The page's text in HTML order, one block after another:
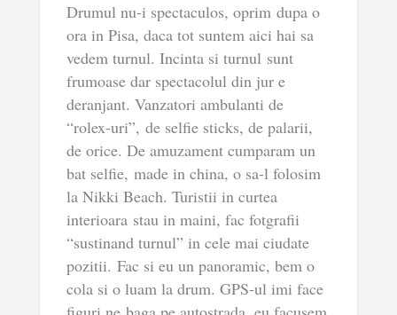
Drumul nu-i spectaculos, oprim dupa o
ora in Pisa, daca tot suntem aici hai sa
vedem turnul. Incinta si turnul sunt
frumoase dar spectacolul din jur e
deranjant. Vanzatori ambulanti de
“rolex-uri”, de selfie sticks, de palarii,
de orice. De amuzament cumparam un
bat selfie, made in china, o sa-l folosim
la Nikki Beach. Turistii in curtea
interioara stau in maini, fac fotgrafii
“sustinand turnul” in cele mai ciudate
pozitii. Fac si eu un panoramic, bem o
cola si o luam la drum. GPS-ul imi face